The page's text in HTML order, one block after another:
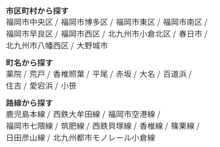
市区町村から探す
福岡市中央区 / 福岡市博多区 / 福岡市東区 / 福岡市南区 /
福岡市早良区 / 福岡市西区 / 北九州市小倉北区 / 春日市 /
北九州市八幡西区 / 大野城市
町名から探す
薬院 / 荒戸 / 香椎照葉 / 平尾 / 赤坂 / 大名 / 百道浜 /
住吉 / 愛宕浜 / 小笹
路線から探す
鹿児島本線 / 西鉄大牟田線 / 福岡市空港線 /
福岡市七隈線 / 筑肥線 / 西鉄貝塚線 / 香椎線 / 篠栗線 /
日田彦山線 / 北九州都市モノレール小倉線